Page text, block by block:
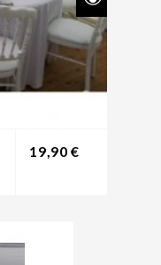
19,90 €